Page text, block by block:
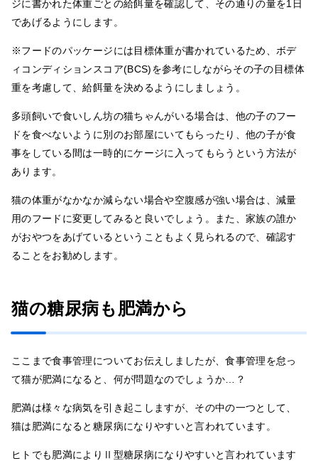
ジに書かれた体重ごとの給餌量を確認して、その通りの量を1日
であげるようにします。
※フードのパッケージには目標体重が書かれているため、ボデ
ィコンディションスコア(BCS)を参考にしながらその子の目標体
重を考慮して、給餌量を決めるようにしましょう。
多頭飼いで食いしん坊の猫ちゃんがいる場合は、他の子のフー
ドを食べないように別のお部屋にいてもらったり、他の子が食
事をしている間は一時的にケージに入ってもらうという方法が
あります。
猫の体重がなかなか減らない場合や空腹感が強い場合は、減量
用のフードに変更してみると良いでしょう。また、家族の誰か
がおやつをあげているということもよく見られるので、確認す
ることをお勧めします。
猫の糖尿病も肥満から
ここまで食事管理についてお伝えしましたが、食事管理を怠っ
て猫が肥満になると、何が問題なのでしょうか…？
肥満は様々な病気を引き起こしますが、その中の一つとして、
猫は肥満になると糖尿病になりやすいと言われています。
ヒトでも肥満によりⅡ型糖尿病になりやすいと言われています